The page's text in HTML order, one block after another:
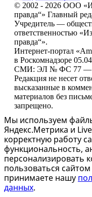
© 2002 - 2026 ООО
правда“» Главный
Учредитель —
ответственностью
правда“».
Интернет-портал
в Роскомнадзоре
СМИ: ЭЛ № ФС 77 —
Редакция не несет
высказанные в
материалов без
запрещено.
Мы используем
Яндекс.Метрика и
корректную работу
функциональность,
персонализировать
пользоваться
принимаете нашу
данных.